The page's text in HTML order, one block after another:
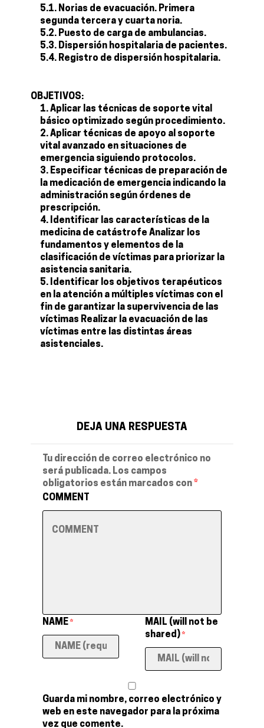
5.1. Norias de evacuación. Primera
segunda tercera y cuarta noria.
5.2. Puesto de carga de ambulancias.
5.3. Dispersión hospitalaria de pacientes.
5.4. Registro de dispersión hospitalaria.
OBJETIVOS:
Aplicar las técnicas de soporte vital
básico optimizado según procedimiento.
Aplicar técnicas de apoyo al soporte
vital avanzado en situaciones de
emergencia siguiendo protocolos.
Especificar técnicas de preparación de
la medicación de emergencia indicando la
administración según órdenes de
prescripción.
Identificar las características de la
medicina de catástrofe Analizar los
fundamentos y elementos de la
clasificación de víctimas para priorizar la
asistencia sanitaria.
Identificar los objetivos terapéuticos
en la atención a múltiples víctimas con el
fin de garantizar la supervivencia de las
víctimas Realizar la evacuación de las
víctimas entre las distintas áreas
asistenciales.
DEJA UNA RESPUESTA
Tu dirección de correo electrónico no
será publicada. Los campos
obligatorios están marcados con *
COMMENT
NAME *
MAIL (will not be
shared) *
Guarda mi nombre, correo electrónico y
web en este navegador para la próxima
vez que comente.